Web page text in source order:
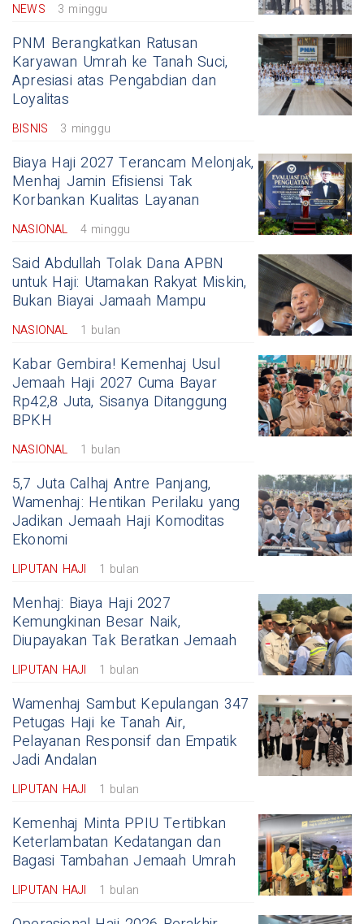
NEWS 3 minggu
PNM Berangkatkan Ratusan
Karyawan Umrah ke Tanah Suci,
Apresiasi atas Pengabdian dan
Loyalitas
BISNIS 3 minggu
Biaya Haji 2027 Terancam Melonjak,
Menhaj Jamin Efisiensi Tak
Korbankan Kualitas Layanan
NASIONAL 4 minggu
Said Abdullah Tolak Dana APBN
untuk Haji: Utamakan Rakyat Miskin,
Bukan Biayai Jamaah Mampu
NASIONAL 1 bulan
Kabar Gembira! Kemenhaj Usul
Jemaah Haji 2027 Cuma Bayar
Rp42,8 Juta, Sisanya Ditanggung
BPKH
NASIONAL 1 bulan
5,7 Juta Calhaj Antre Panjang,
Wamenhaj: Hentikan Perilaku yang
Jadikan Jemaah Haji Komoditas
Ekonomi
LIPUTAN HAJI 1 bulan
Menhaj: Biaya Haji 2027
Kemungkinan Besar Naik,
Diupayakan Tak Beratkan Jemaah
LIPUTAN HAJI 1 bulan
Wamenhaj Sambut Kepulangan 347
Petugas Haji ke Tanah Air,
Pelayanan Responsif dan Empatik
Jadi Andalan
LIPUTAN HAJI 1 bulan
Kemenhaj Minta PPIU Tertibkan
Keterlambatan Kedatangan dan
Bagasi Tambahan Jemaah Umrah
LIPUTAN HAJI 1 bulan